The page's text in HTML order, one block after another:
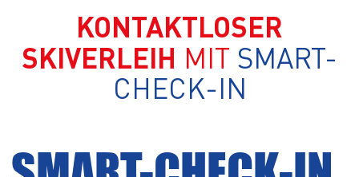
KONTAKTLOSER
SKIVERLEIH MIT SMART-
CHECK-IN